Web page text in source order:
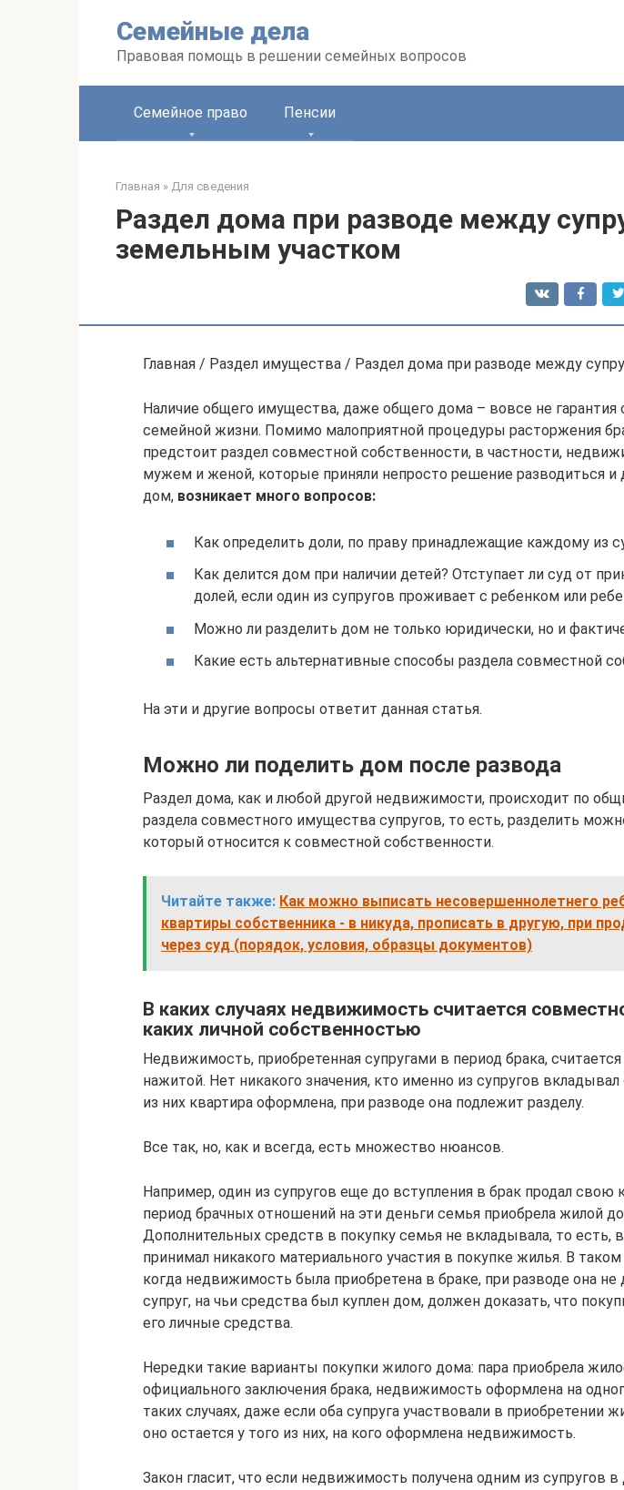
Семейные дела
Правовая помощь в решении семейных вопросов
Семейное право Пенсии
Главная » Для сведения
Раздел дома при разводе между
земельным участком
Главная / Раздел имущества / Раздел дома при разводе между
Наличие общего имущества, даже общего дома – вовсе не гарантия
семейной жизни. Помимо малоприятной процедуры расторжения
предстоит раздел совместной собственности, в частности,
мужем и женой, которые приняли непросто решение разводиться и
дом, возникает много вопросов:
Как определить доли, по праву принадлежащие каждому из
Как делится дом при наличии детей? Отступает ли суд от
долей, если один из супругов проживает с ребенком или
Можно ли разделить дом не только юридически, но и
Какие есть альтернативные способы раздела совместной
На эти и другие вопросы ответит данная статья.
Можно ли поделить дом после развода
Раздел дома, как и любой другой недвижимости, происходит по
раздела совместного имущества супругов, то есть, разделить
который относится к совместной собственности.
Читайте также: Как можно выписать несовершеннолетнего
квартиры собственника - в никуда, прописать в другую, при
через суд (порядок, условия, образцы документов)
В каких случаях недвижимость считается
каких личной собственностью
Недвижимость, приобретенная супругами в период брака,
нажитой. Нет никакого значения, кто именно из супругов вкладывал
из них квартира оформлена, при разводе она подлежит разделу.
Все так, но, как и всегда, есть множество нюансов.
Например, один из супругов еще до вступления в брак продал свою
период брачных отношений на эти деньги семья приобрела жилой
Дополнительных средств в покупку семья не вкладывала, то есть,
принимал никакого материального участия в покупке жилья. В
когда недвижимость была приобретена в браке, при разводе она не
супруг, на чьи средства был куплен дом, должен доказать, что
его личные средства.
Нередки такие варианты покупки жилого дома: пара приобрела
официального заключения брака, недвижимость оформлена на
таких случаях, даже если оба супруга участвовали в приобретении
оно остается у того из них, на кого оформлена недвижимость.
Закон гласит, что если недвижимость получена одним из супругов в